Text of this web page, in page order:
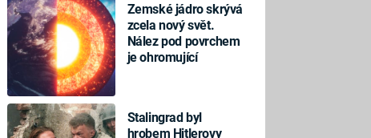
Zemské jádro skrývá
zcela nový svět.
Nález pod povrchem
je ohromující
Stalingrad byl
hrobem Hitlerovy